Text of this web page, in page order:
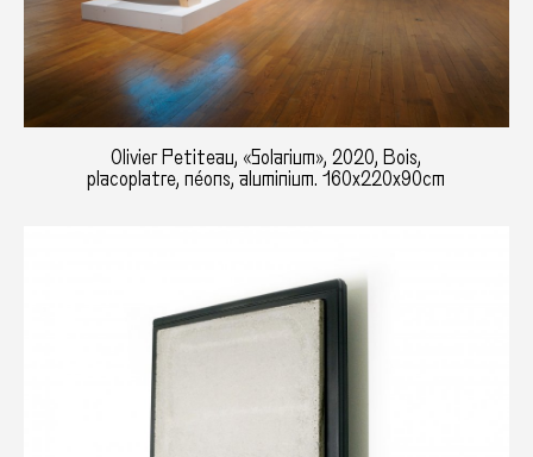
Olivier Petiteau, «Solarium», 2020, Bois,
placoplatre, néons, aluminium. 160x220x90cm